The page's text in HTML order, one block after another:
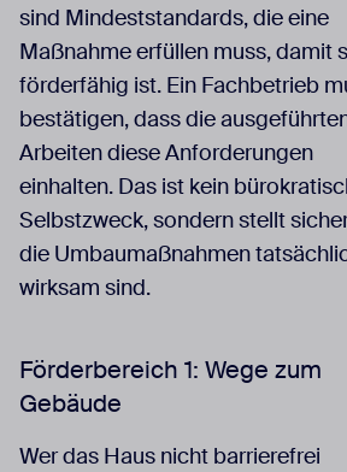
sind Mindeststandards, die eine
Maßnahme erfüllen muss, damit
förderfähig ist. Ein Fachbetrieb
bestätigen, dass die
Arbeiten diese Anforderungen
einhalten. Das ist kein
Selbstzweck, sondern stellt
die Umbaumaßnahmen
wirksam sind.
Förderbereich 1: Wege zum
Gebäude
Wer das Haus nicht barrierefrei